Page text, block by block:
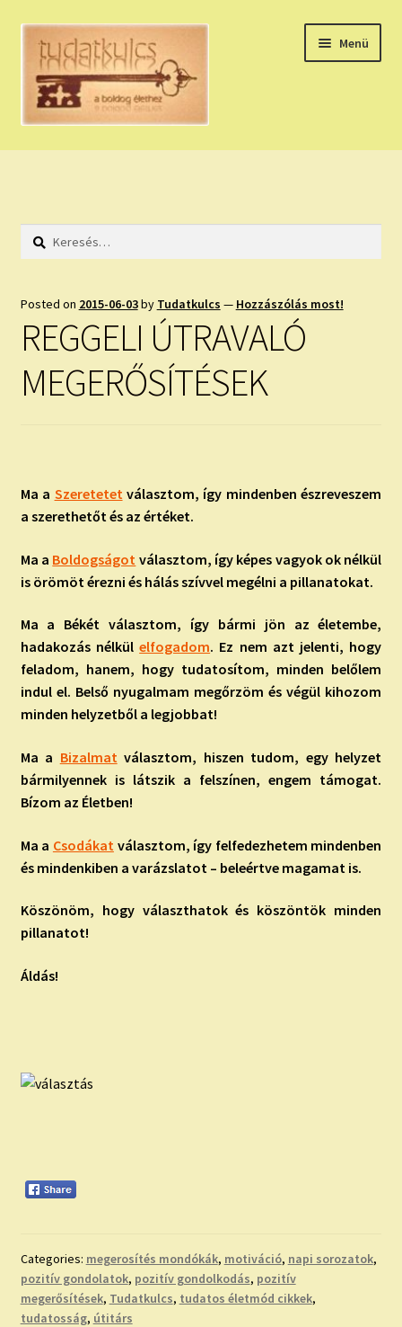
Ugrás
navigációhoz
Kilépés
tartalomba
Menü
HÚZZ EGY KÁRTYÁT!
HOLDNAPTÁR
NAPI ASZTROLÓGIA
KÉRJ EGY MEGERŐSÍTÉST!
TAROT ELEMZÉS MEGRENDELÉSE LIMITÁLT!
Keresés:
Posted on 2015-06-03by Tudatkulcs — Hozzászólás most!
REGGELI ÚTRAVALÓ
MEGERŐSÍTÉSEK
Ma a Szeretetet választom, így mindenben észreveszem
a szerethetőt és az értéket.
Ma a Boldogságot választom, így képes vagyok ok nélkül
is örömöt érezni és hálás szívvel megélni a pillanatokat.
Ma a Békét választom, így bármi jön az életembe,
hadakozás nélkülelfogadom. Ez nem azt jelenti, hogy
feladom, hanem, hogy tudatosítom, minden belőlem
indul el. Belső nyugalmam megőrzöm és végül kihozom
minden helyzetből a legjobbat!
Ma a Bizalmat választom, hiszen tudom, egy helyzet
bármilyennek is látszik a felszínen, engem támogat.
Bízom az Életben!
Ma a Csodákat választom, így felfedezhetem mindenben
és mindenkiben a varázslatot – beleértve magamat is.
Köszönöm, hogy választhatok és köszöntök minden
pillanatot!
Áldás!
Categories: megerosítés mondókák, motiváció, napi sorozatok,
pozitív gondolatok, pozitív gondolkodás, pozitív
megerősítések, Tudatkulcs, tudatos életmód cikkek,
tudatosság, útitárs